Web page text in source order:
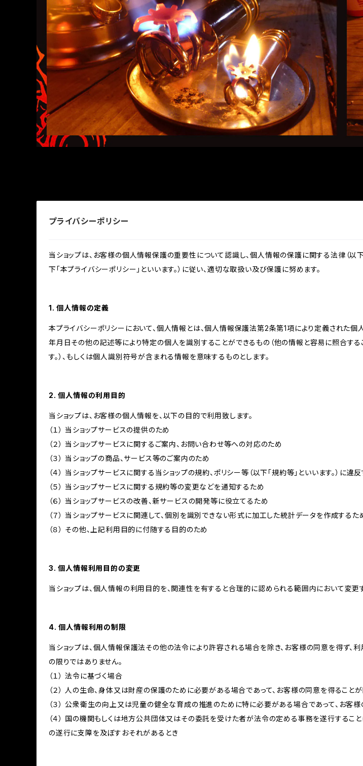
プライバシーポリシー
当ショップは、お客様の個人情報保護の重要性について認識し、個人情報の保護に関する法律（以
下「本プライバシーポリシー」といいます。）に従い、適切な取扱い及び保護に努めます。
1. 個人情報の定義
本プライバシーポリシーにおいて、個人情報とは、個人情報保護法第2条第1項により定義された
年月日その他の記述等により特定の個人を識別することができるもの（他の情報と容易に照合す
す。）、もしくは個人識別符号が含まれる情報を意味するものとします。
2. 個人情報の利用目的
当ショップは、お客様の個人情報を、以下の目的で利用致します。
（１） 当ショップサービスの提供のため
（２） 当ショップサービスに関するご案内、お問い合わせ等への対応のため
（３） 当ショップの商品、サービス等のご案内のため
（４） 当ショップサービスに関する当ショップの規約、ポリシー等（以下「規約等」といいます。）に
（５） 当ショップサービスに関する規約等の変更などを通知するため
（６） 当ショップサービスの改善、新サービスの開発等に役立てるため
（７） 当ショップサービスに関連して、個別を識別できない形式に加工した統計データを作成するた
（８） その他、上記利用目的に付随する目的のため
3. 個人情報利用目的の変更
当ショップは、個人情報の利用目的を、関連性を有すると合理的に認められる範囲内において変更
4. 個人情報利用の制限
当ショップは、個人情報保護法その他の法令により許容される場合を除き、お客様の同意を得ず
の限りではありません。
（１） 法令に基づく場合
（２） 人の生命、身体又は財産の保護のために必要がある場合であって、お客様の同意を得ること
（３） 公衆衛生の向上又は児童の健全な育成の推進のために特に必要がある場合であって、お客
（４） 国の機関もしくは地方公共団体又はその委託を受けた者が法令の定める事務を遂行するこ
の遂行に支障を及ぼすおそれがあるとき